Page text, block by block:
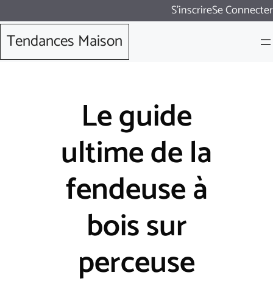
au
contenu
S'inscrireSe Connecter
Tendances Maison
Le guide
ultime de la
fendeuse à
bois sur
perceuse